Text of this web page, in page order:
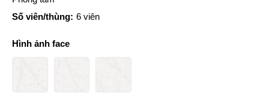
Số viên/thùng: 6 viên
Hình ảnh face